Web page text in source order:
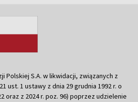
Polskiej S.A. w likwidacji, związanych z
ust. 1 ustawy z dnia 29 grudnia 1992 r. o
oraz z 2024 r. poz. 96) poprzez udzielenie